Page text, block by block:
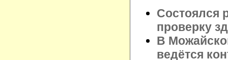
Состоялся
проверку
В
ведётся